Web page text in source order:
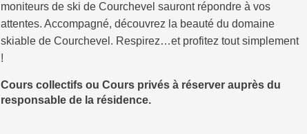
moniteurs de ski de Courchevel sauront répondre à vos
attentes. Accompagné, découvrez la beauté du domaine
skiable de Courchevel. Respirez…et profitez tout simplement
!
Cours collectifs ou Cours privés à réserver auprès du
responsable de la résidence.